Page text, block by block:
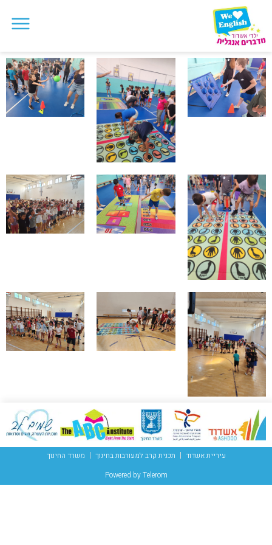
עיריית אשדוד תכנית קרב למעורבות בחינוך
משרד החינוך
Powered by Telerom